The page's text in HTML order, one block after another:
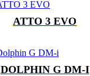
ATTO 3 EVO
DOLPHIN G DM-I